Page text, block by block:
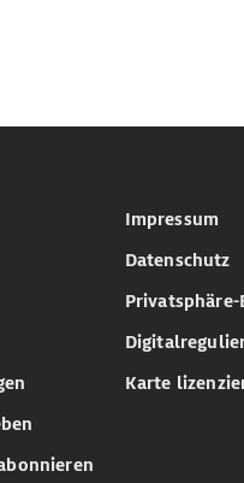
Impressum
Datenschutz
Privatsphäre-
Karte